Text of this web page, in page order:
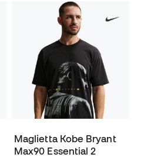
Maglietta Kobe Bryant
Max90 Essential 2